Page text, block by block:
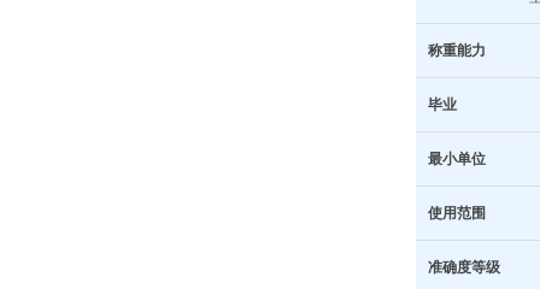
称重能力
毕业
最小单位
使用范围
准确度等级